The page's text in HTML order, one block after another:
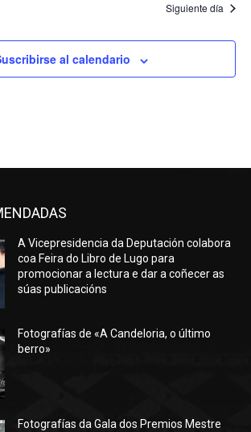
Siguiente día
al calendario
A Vicepresidencia da Deputación colabora
coa Feira do Libro de Lugo para
promocionar a lectura e dar a coñecer as
súas publicacións
Fotografías de «A Candeloria, o último
berro»
Fotografías da Gala dos Premios Mestre